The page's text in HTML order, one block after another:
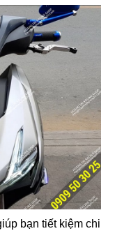
bạn tiết kiệm chi